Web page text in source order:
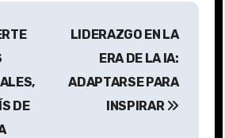
DE
LIDERAZGO EN LA
ERA DE LA IA:
ADAPTARSE PARA
INSPIRAR